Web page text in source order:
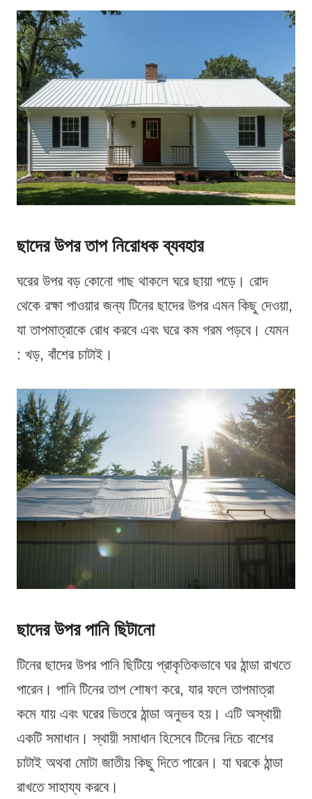
ছাদের উপর তাপ নিরোধক ব্যবহার
ঘরের উপর বড় কোনো গাছ থাকলে ঘরে ছায়া পড়ে। রোদ
থেকে রক্ষা পাওয়ার জন্য টিনের ছাদের উপর এমন কিছু দেওয়া,
যা তাপমাত্রাকে রোধ করবে এবং ঘরে কম গরম পড়বে। যেমন
: খড়, বাঁশের চাটাই।
ছাদের উপর পানি ছিটানো
টিনের ছাদের উপর পানি ছিটিয়ে প্রাকৃতিকভাবে ঘর ঠান্ডা রাখতে
পারেন। পানি টিনের তাপ শোষণ করে, যার ফলে তাপমাত্রা
কমে যায় এবং ঘরের ভিতরে ঠান্ডা অনুভব হয়। এটি অস্থায়ী
একটি সমাধান। স্থায়ী সমাধান হিসেবে টিনের নিচে বাশের
চাটাই অথবা মোটা জাতীয় কিছু দিতে পারেন। যা ঘরকে ঠান্ডা
রাখতে সাহায্য করবে।